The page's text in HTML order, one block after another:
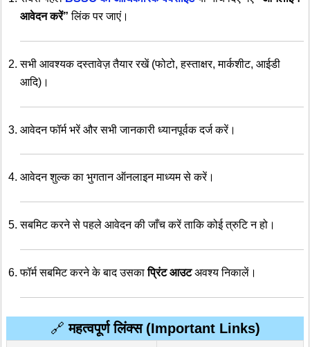
आवेदन करें” लिंक पर जाएं।
सभी आवश्यक दस्तावेज़ तैयार रखें (फोटो, हस्ताक्षर, मार्कशीट, आईडी
आदि)।
आवेदन फॉर्म भरें और सभी जानकारी ध्यानपूर्वक दर्ज करें।
आवेदन शुल्क का भुगतान ऑनलाइन माध्यम से करें।
सबमिट करने से पहले आवेदन की जाँच करें ताकि कोई त्रुटि न हो।
फॉर्म सबमिट करने के बाद उसकाप्रिंट आउटअवश्य निकालें।
🔗महत्वपूर्ण लिंक्स (Important Links)